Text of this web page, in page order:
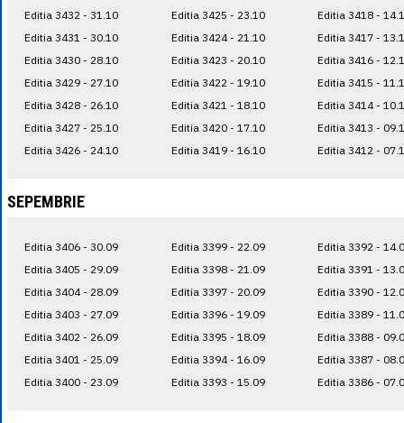
Editia 3432 - 31.10
Editia 3431 - 30.10
Editia 3430 - 28.10
Editia 3429 - 27.10
Editia 3428 - 26.10
Editia 3427 - 25.10
Editia 3426 - 24.10
Editia 3425 - 23.10
Editia 3424 - 21.10
Editia 3423 - 20.10
Editia 3422 - 19.10
Editia 3421 - 18.10
Editia 3420 - 17.10
Editia 3419 - 16.10
Editia 3418 -
Editia 3417 -
Editia 3416 -
Editia 3415 -
Editia 3414 -
Editia 3413 -
Editia 3412 -
SEPEMBRIE
Editia 3406 - 30.09
Editia 3405 - 29.09
Editia 3404 - 28.09
Editia 3403 - 27.09
Editia 3402 - 26.09
Editia 3401 - 25.09
Editia 3400 - 23.09
Editia 3399 - 22.09
Editia 3398 - 21.09
Editia 3397 - 20.09
Editia 3396 - 19.09
Editia 3395 - 18.09
Editia 3394 - 16.09
Editia 3393 - 15.09
Editia 3392 -
Editia 3391 -
Editia 3390 -
Editia 3389 -
Editia 3388 -
Editia 3387 -
Editia 3386 -